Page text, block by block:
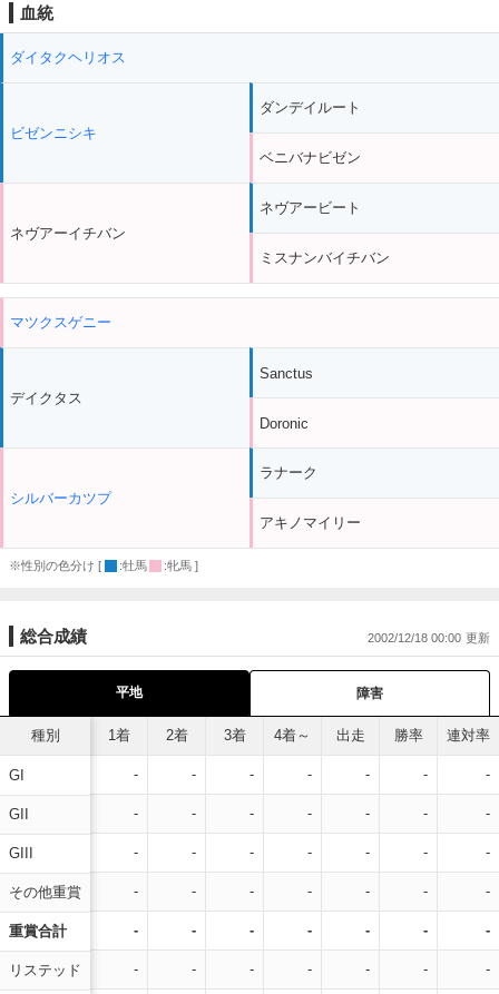
血統
ダイタクヘリオス
ビゼンニシキ
ネヴアーイチバン
ダンデイルート
ベニバナビゼン
ネヴアービート
ミスナンバイチバン
マツクスゲニー
デイクタス
シルバーカツプ
Sanctus
Doronic
ラナーク
アキノマイリー
※性別の色分け [ :牡馬 :牝馬 ]
総合成績 2002/12/18 00:00
平地 障害
種別
GI
GII
GIII
その他重賞
重賞合計
リステッド
1着 2着 3着 4着～ 出走 勝率 連対率
- - - - - - -
- - - - - - -
- - - - - - -
- - - - - - -
- - - - - - -
- - - - - - -